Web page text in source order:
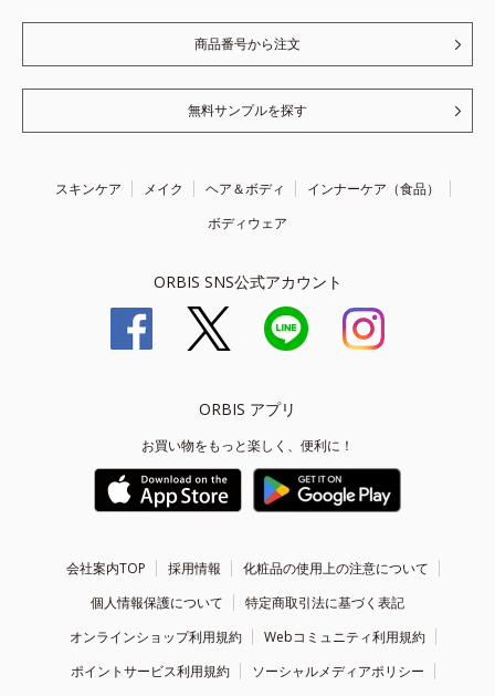
商品番号から注文
無料サンプルを探す
スキンケア メイク ヘア＆ボディ
インナーケア（食品）
ボディウェア
ORBIS SNS公式アカウント
ORBIS アプリ
お買い物をもっと楽しく、便利に！
会社案内TOP 採用情報
化粧品の使用上の注意について
個人情報保護について
特定商取引法に基づく表記
オンラインショップ利用規約
Webコミュニティ利用規約
ポイントサービス利用規約
ソーシャルメディアポリシー